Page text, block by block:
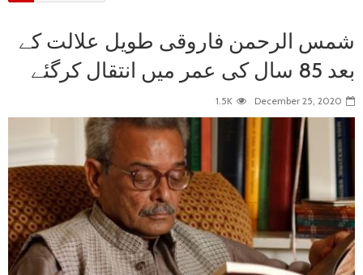
شمس الرحمن فاروقی طویل علالت کے
بعد 85 سال کی عمر میں انتقال کرگئے
December 25, 2020
1.5K